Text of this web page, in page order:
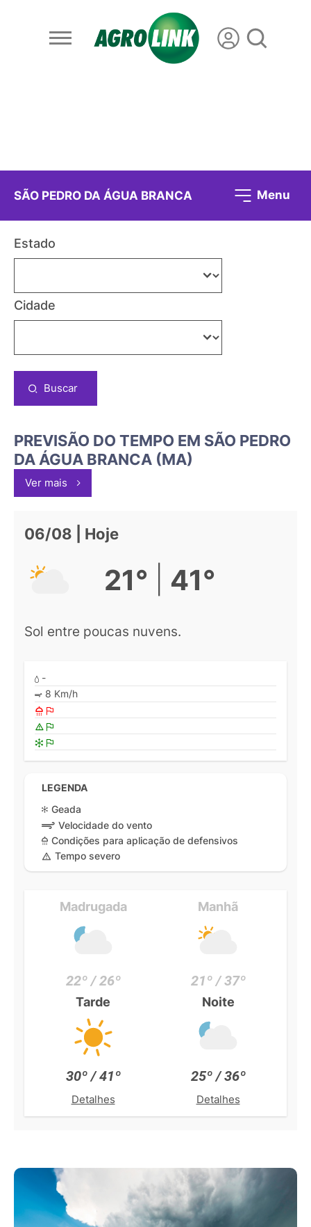
SÃO PEDRO DA ÁGUA BRANCA Menu
Estado
Cidade
Buscar
PREVISÃO DO TEMPO EM SÃO PEDRO
DA ÁGUA BRANCA (MA)
Ver mais
06/08 | Hoje
21° 41°
Sol entre poucas nuvens.
-
8 Km/h
LEGENDA
Geada
Velocidade do vento
Condições para aplicação de defensivos
Tempo severo
Madrugada
22º / 26º
Manhã
21º / 37º
Tarde
30º / 41º
Detalhes
Noite
25º / 36º
Detalhes